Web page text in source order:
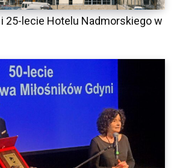
25-lecie Hotelu Nadmorskiego w